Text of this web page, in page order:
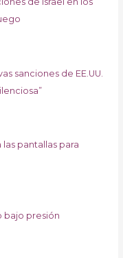
sanciones de EE.UU.
pantallas para
bajo presión